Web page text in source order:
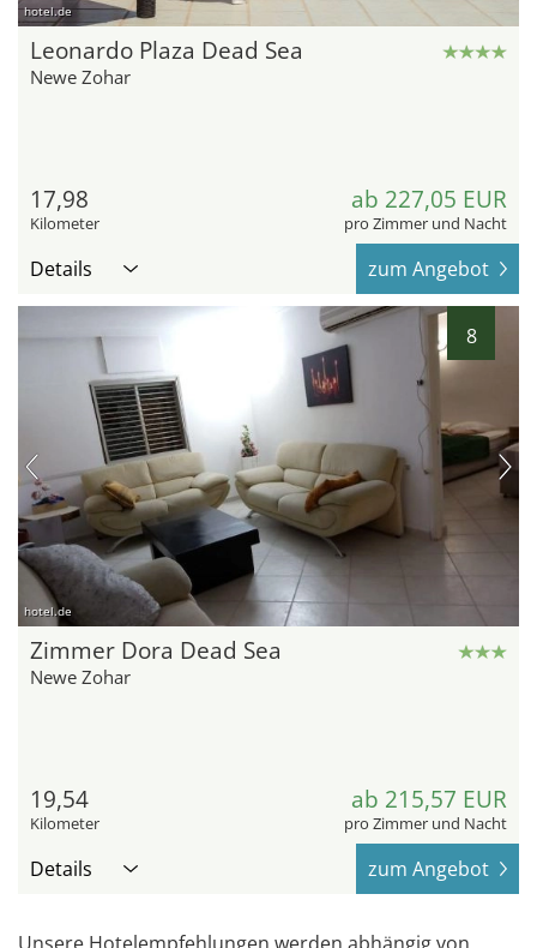
hotel.de
Leonardo Plaza Dead Sea
Newe Zohar
17,98
Kilometer
ab 227,05 EUR
pro Zimmer und Nacht
Details zum Angebot
8
hotel.de
Zimmer Dora Dead Sea
Newe Zohar
19,54
Kilometer
ab 215,57 EUR
pro Zimmer und Nacht
Details zum Angebot